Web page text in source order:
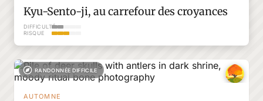
Kyu-Sento-ji, au carrefour des croyances
DIFFICULTÉ
RISQUE
RANDONNÉE DIFFICILE
AUTOMNE